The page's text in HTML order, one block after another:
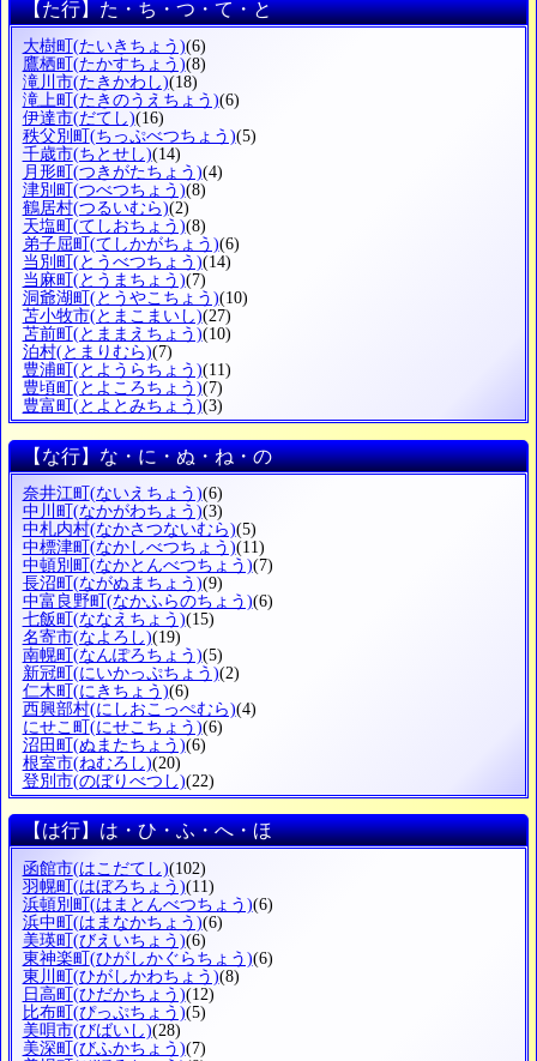
【た行】た・ち・つ・て・と
大樹町 (たいきちょう)(6)
鷹栖町 (たかすちょう)(8)
滝川市(たきかわし)(18)
滝上町 (たきのうえちょう)(6)
伊達市(だてし)(16)
秩父別町 (ちっぷべつちょう)(5)
千歳市(ちとせし)(14)
月形町 (つきがたちょう)(4)
津別町 (つべつちょう)(8)
鶴居村(つるいむら)(2)
天塩町 (てしおちょう)(8)
弟子屈町 (てしかがちょう)(6)
当別町 (とうべつちょう)(14)
当麻町 (とうまちょう)(7)
洞爺湖町 (とうやこちょう)(10)
苫小牧市(とまこまいし)(27)
苫前町 (とままえちょう)(10)
泊村(とまりむら)(7)
豊浦町 (とようらちょう)(11)
豊頃町 (とよころちょう)(7)
豊富町 (とよとみちょう)(3)
【な行】な・に・ぬ・ね・の
奈井江町 (ないえちょう)(6)
中川町 (なかがわちょう)(3)
中札内村(なかさつないむら)(5)
中標津町 (なかしべつちょう)(11)
中頓別町 (なかとんべつちょう)(7)
長沼町 (ながぬまちょう)(9)
中富良野町 (なかふらのちょう)(6)
七飯町 (ななえちょう)(15)
名寄市(なよろし)(19)
南幌町 (なんぽろちょう)(5)
新冠町 (にいかっぷちょう)(2)
仁木町 (にきちょう)(6)
西興部村(にしおこっぺむら)(4)
にせこ町 (にせこちょう)(6)
沼田町 (ぬまたちょう)(6)
根室市(ねむろし)(20)
登別市(のぼりべつし)(22)
【は行】は・ひ・ふ・へ・ほ
函館市(はこだてし)(102)
羽幌町 (はぼろちょう)(11)
浜頓別町 (はまとんべつちょう)(6)
浜中町 (はまなかちょう)(6)
美瑛町 (びえいちょう)(6)
東神楽町 (ひがしかぐらちょう)(6)
東川町 (ひがしかわちょう)(8)
日高町 (ひだかちょう)(12)
比布町 (ぴっぷちょう)(5)
美唄市(びばいし)(28)
美深町 (びふかちょう)(7)